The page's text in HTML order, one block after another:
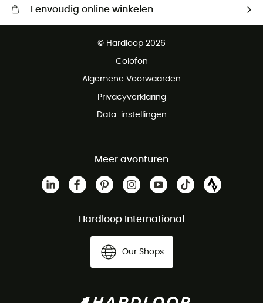
Eenvoudig online winkelen
Gratis retourneren binnen 100 dagen
© Hardloop 2026
Colofon
Algemene Voorwaarden
Privacyverklaring
Data-instellingen
Meer avonturen
Hardloop International
Our Shops